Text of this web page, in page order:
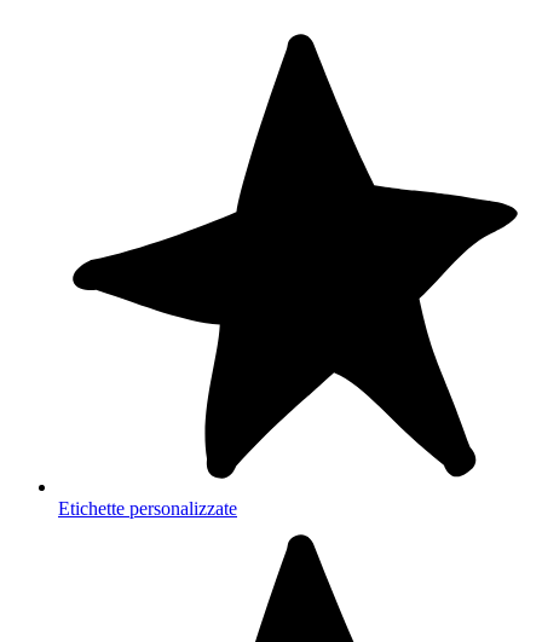
Etichette personalizzate